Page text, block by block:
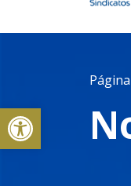
Abrir a barra de